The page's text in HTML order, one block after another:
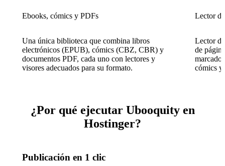
Ebooks, cómics y PDFs
Una única biblioteca que combina libros
electrónicos (EPUB), cómics (CBZ, CBR) y
documentos PDF, cada uno con lectores y
visores adecuados para su formato.
Lector
Lector
de
cómics y
¿Por qué ejecutar Ubooquity en
Hostinger?
Publicación en 1 clic